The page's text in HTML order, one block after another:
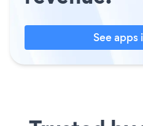
See apps